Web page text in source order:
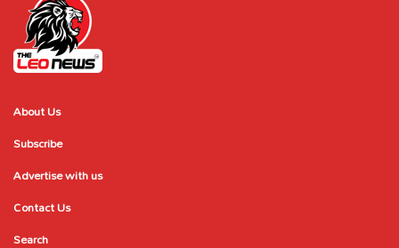
About Us
Subscribe
Advertise with us
Contact Us
Search